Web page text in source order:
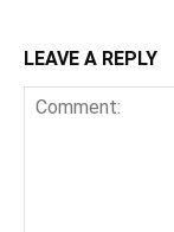
LEAVE A REPLY